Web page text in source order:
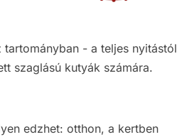
- a teljes nyitástól
szaglású kutyák számára.
edzhet: otthon, a kertben